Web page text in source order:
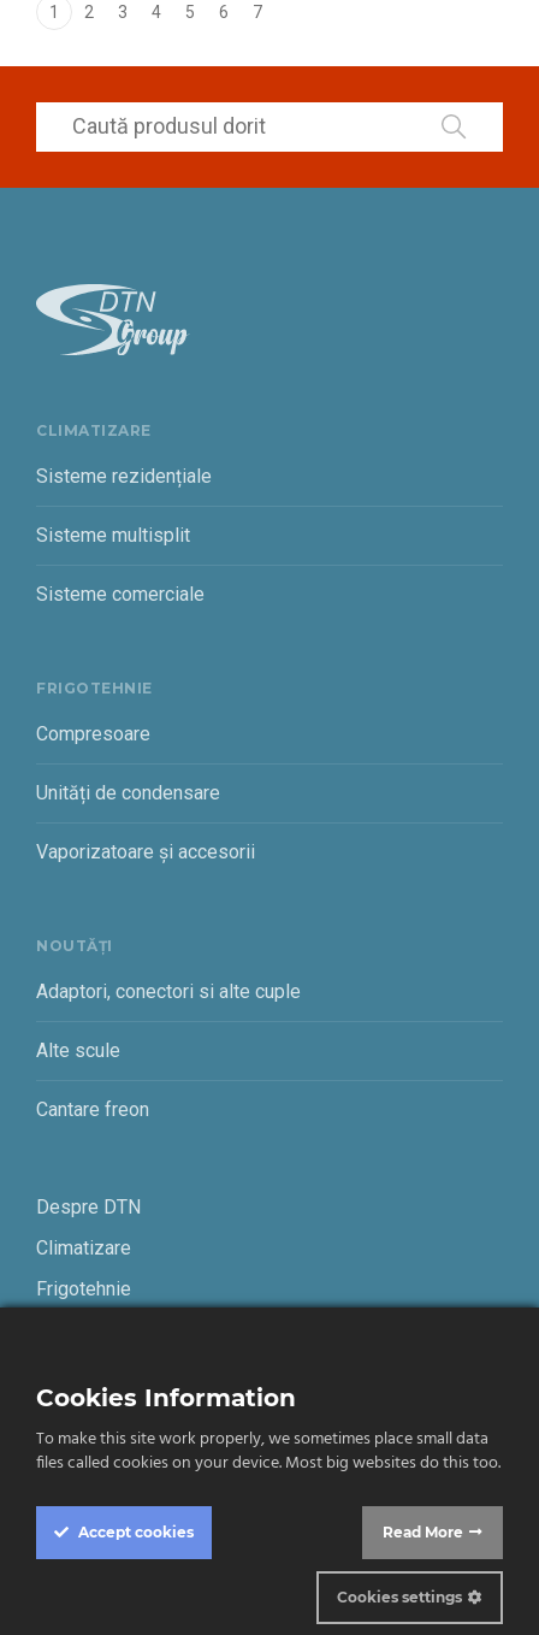
1 2 3 4 5 6 7
CLIMATIZARE
Sisteme rezidențiale
Sisteme multisplit
Sisteme comerciale
FRIGOTEHNIE
Compresoare
Unități de condensare
Vaporizatoare și accesorii
NOUTĂȚI
Adaptori, conectori si alte cuple
Alte scule
Cantare freon
Despre DTN
Climatizare
Frigotehnie
Termeni și condiții
Confidențialitate
Cookies Information
To make this site work properly, we sometimes place small data
files called cookies on your device. Most big websites do this too.
Accept cookies Read More
Cookies settings